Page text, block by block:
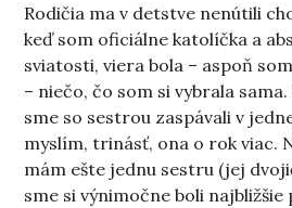
Rodičia ma v detstve nenútili
keď som oficiálne katolíčka a
sviatosti, viera bola – aspoň
– niečo, čo som si vybrala
sme so sestrou zaspávali v
myslím, trinásť, ona o rok viac.
mám ešte jednu sestru (jej
sme si výnimočne boli najbližšie